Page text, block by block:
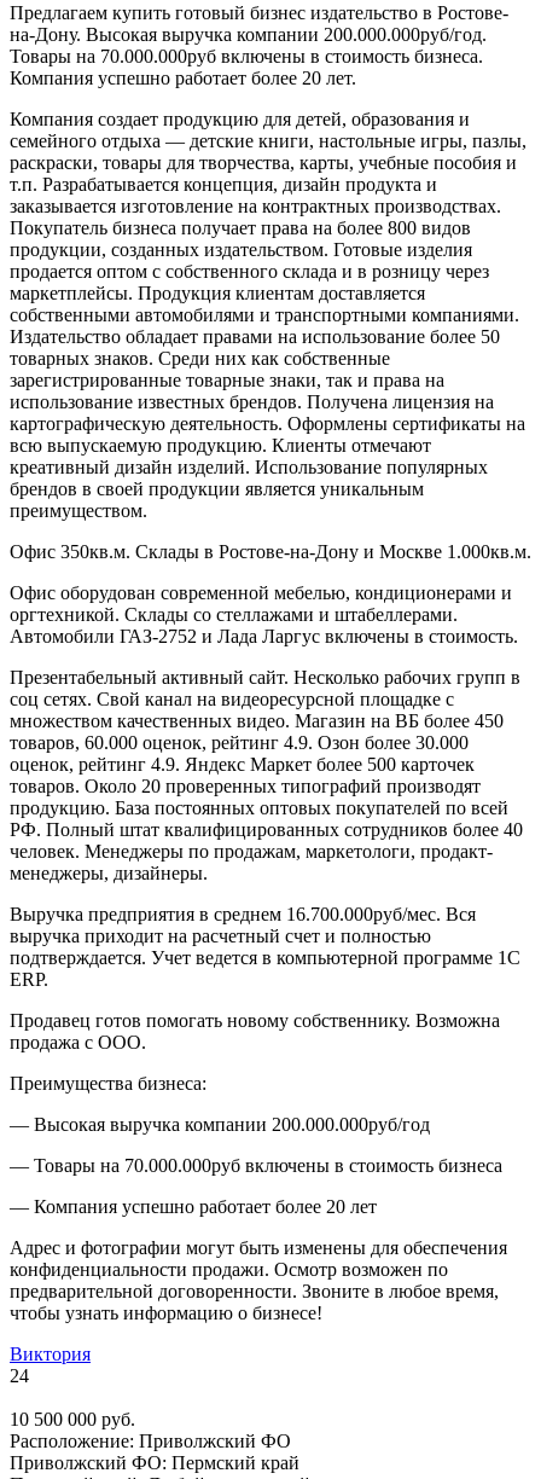
Предлагаем купить готовый бизнес издательство в Ростове-
на-Дону. Высокая выручка компании 200.000.000руб/год.
Товары на 70.000.000руб включены в стоимость бизнеса.
Компания успешно работает более 20 лет.
Компания создает продукцию для детей, образования и
семейного отдыха — детские книги, настольные игры, пазлы,
раскраски, товары для творчества, карты, учебные пособия и
т.п. Разрабатывается концепция, дизайн продукта и
заказывается изготовление на контрактных производствах.
Покупатель бизнеса получает права на более 800 видов
продукции, созданных издательством. Готовые изделия
продается оптом с собственного склада и в розницу через
маркетплейсы. Продукция клиентам доставляется
собственными автомобилями и транспортными компаниями.
Издательство обладает правами на использование более 50
товарных знаков. Среди них как собственные
зарегистрированные товарные знаки, так и права на
использование известных брендов. Получена лицензия на
картографическую деятельность. Оформлены сертификаты на
всю выпускаемую продукцию. Клиенты отмечают
креативный дизайн изделий. Использование популярных
брендов в своей продукции является уникальным
преимуществом.
Офис 350кв.м. Склады в Ростове-на-Дону и Москве 1.000кв.м.
Офис оборудован современной мебелью, кондиционерами и
оргтехникой. Склады со стеллажами и штабеллерами.
Автомобили ГАЗ-2752 и Лада Ларгус включены в стоимость.
Презентабельный активный сайт. Несколько рабочих групп в
соц сетях. Свой канал на видеоресурсной площадке с
множеством качественных видео. Магазин на ВБ более 450
товаров, 60.000 оценок, рейтинг 4.9. Озон более 30.000
оценок, рейтинг 4.9. Яндекс Маркет более 500 карточек
товаров. Около 20 проверенных типографий производят
продукцию. База постоянных оптовых покупателей по всей
РФ. Полный штат квалифицированных сотрудников более 40
человек. Менеджеры по продажам, маркетологи, продакт-
менеджеры, дизайнеры.
Выручка предприятия в среднем 16.700.000руб/мес. Вся
выручка приходит на расчетный счет и полностью
подтверждается. Учет ведется в компьютерной программе 1С
ЕRP.
Продавец готов помогать новому собственнику. Возможна
продажа с ООО.
Преимущества бизнеса:
— Высокая выручка компании 200.000.000руб/год
— Товары на 70.000.000руб включены в стоимость бизнеса
— Компания успешно работает более 20 лет
Адрес и фотографии могут быть изменены для обеспечения
конфиденциальности продажи. Осмотр возможен по
предварительной договоренности. Звоните в любое время,
чтобы узнать информацию о бизнесе!
Виктория
24
10 500 000 руб.
Расположение: Приволжский ФО
Приволжский ФО: Пермский край